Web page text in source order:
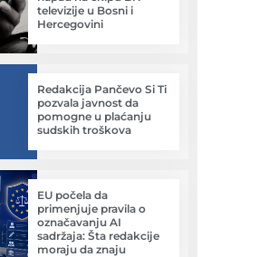
televizije u Bosni i
Hercegovini
Redakcija Pančevo Si Ti
pozvala javnost da
pomogne u plaćanju
sudskih troškova
EU počela da
primenjuje pravila o
označavanju AI
sadržaja: Šta redakcije
moraju da znaju